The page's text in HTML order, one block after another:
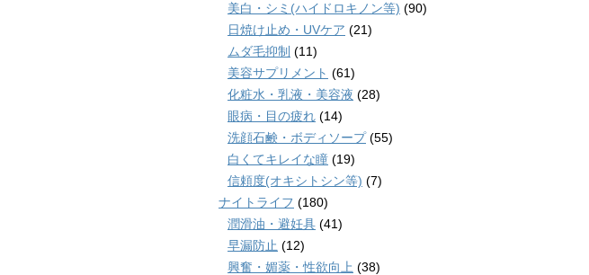
美白・シミ(ハイドロキノン等) (90)
日焼け止め・UVケア (21)
ムダ毛抑制 (11)
美容サプリメント (61)
化粧水・乳液・美容液 (28)
眼病・目の疲れ (14)
洗顔石鹸・ボディソープ(55)
白くてキレイな瞳 (19)
信頼度(オキシトシン等) (7)
ナイトライフ (180)
潤滑油・避妊具 (41)
早漏防止 (12)
興奮・媚薬・性欲向上 (38)